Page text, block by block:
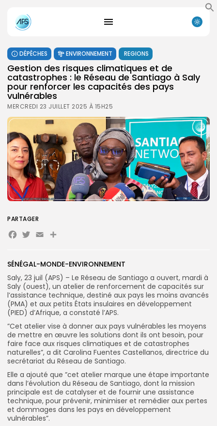
FR
DÉPÊCHES ENVIRONNEMENT REGIONS
Gestion des risques climatiques et de
catastrophes : le Réseau de Santiago à Saly
pour renforcer les capacités des pays
vulnérables
MERCREDI 23 JUILLET 2025 À 15H25
SÉNÉGAL-MONDE-ENVIRONNEMENT
Saly, 23 juil (APS) – Le Réseau de Santiago a ouvert, mardi à
Saly (ouest), un atelier de renforcement de capacités sur
l’assistance technique, destiné aux pays les moins avancés
(PMA) et aux petits États insulaires en développement
(PIED) d’Afrique, a constaté l’APS.
”Cet atelier vise à donner aux pays vulnérables les moyens
de mettre en œuvre les solutions dont ils ont besoin, pour
faire face aux risques climatiques et de catastrophes
naturelles”, a dit Carolina Fuentes Castellanos, directrice du
secrétariat du Réseau de Santiago.
Elle a ajouté que ”cet atelier marque une étape importante
dans l’évolution du Réseau de Santiago, dont la mission
principale est de catalyser et de fournir une assistance
technique, pour prévenir, minimiser et remédier aux pertes
et dommages dans les pays en développement
vulnérables”.
PARTAGER
Facebook
Twitter
EmailPartager